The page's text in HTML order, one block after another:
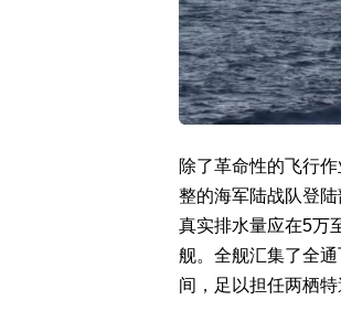
除了革命性的飞行
整的海军陆战队登
真实排水量应在5万
舰。全舰汇集了全
间，足以担任两栖特